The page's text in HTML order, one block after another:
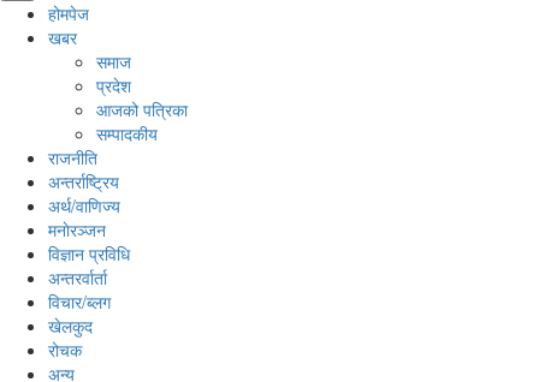
होमपेज
खबर
समाज
प्रदेश
आजको पत्रिका
सम्पादकीय
राजनीति
अन्तर्राष्ट्रिय
अर्थ/वाणिज्य
मनाेरञ्जन
विज्ञान प्रविधि
अन्तरर्वार्ता
विचार/ब्लग
खेलकुद
रोचक
अन्य